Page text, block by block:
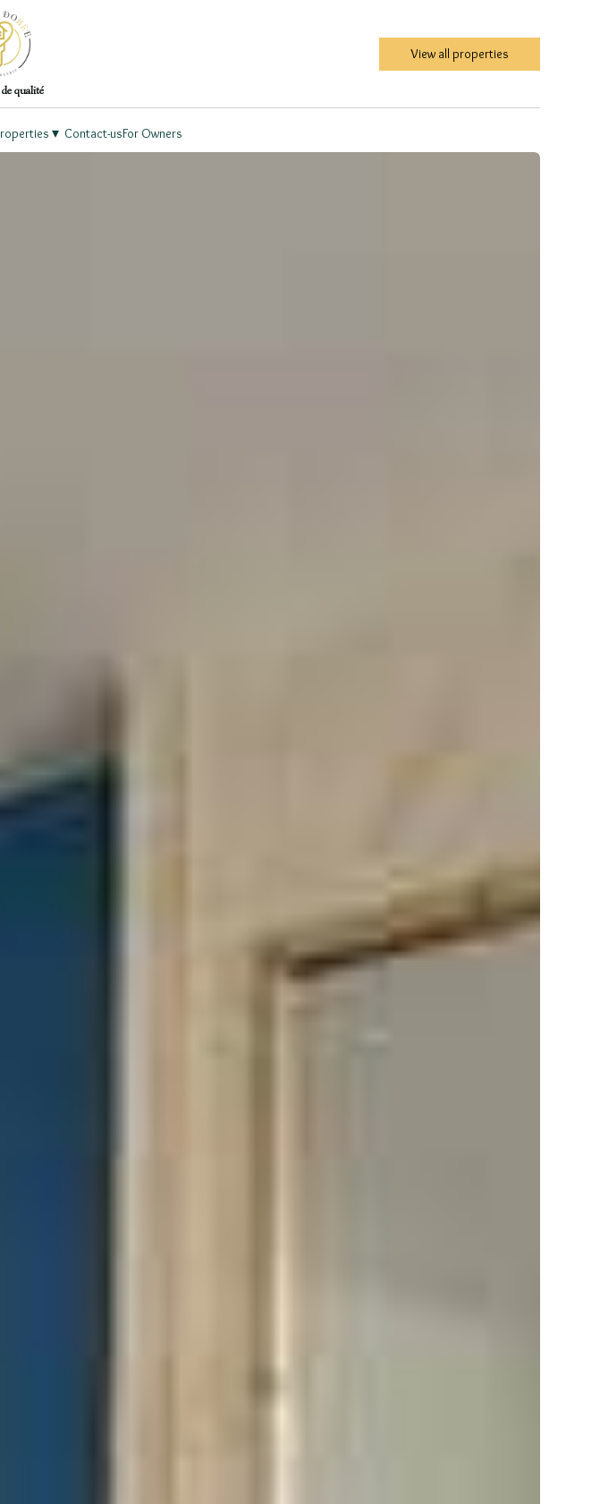
qualité
View all properties
▾ Contact-usFor Owners